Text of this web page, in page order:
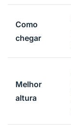
Como
chegar
Melhor
altura